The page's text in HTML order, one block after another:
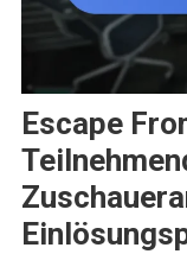
Escape